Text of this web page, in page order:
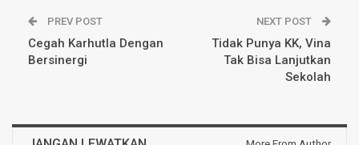
PREV POST
Cegah Karhutla Dengan
Bersinergi
NEXT POST
Tidak Punya KK, Vina
Tak Bisa Lanjutkan
Sekolah